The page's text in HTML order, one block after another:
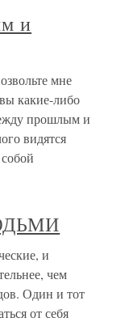
и
мне
какие-либо
прошлым и
видятся
и
чем
Один и тот
от себя